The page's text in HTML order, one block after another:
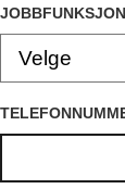
JOBBFUNKSJON